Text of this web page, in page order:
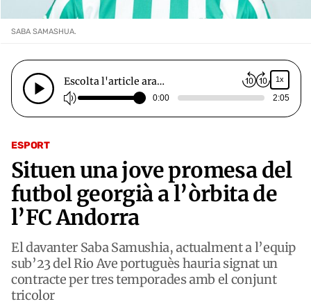
ESPORT
Situen una jove promesa del
futbol georgià a l’òrbita de
l’FC Andorra
El davanter Saba Samushia, actualment a l’equip
sub’23 del Rio Ave portuguès hauria signat un
contracte per tres temporades amb el conjunt
tricolor
SABA SAMASHUA.
Escolta l'article ara… 1x
0:00 2:05